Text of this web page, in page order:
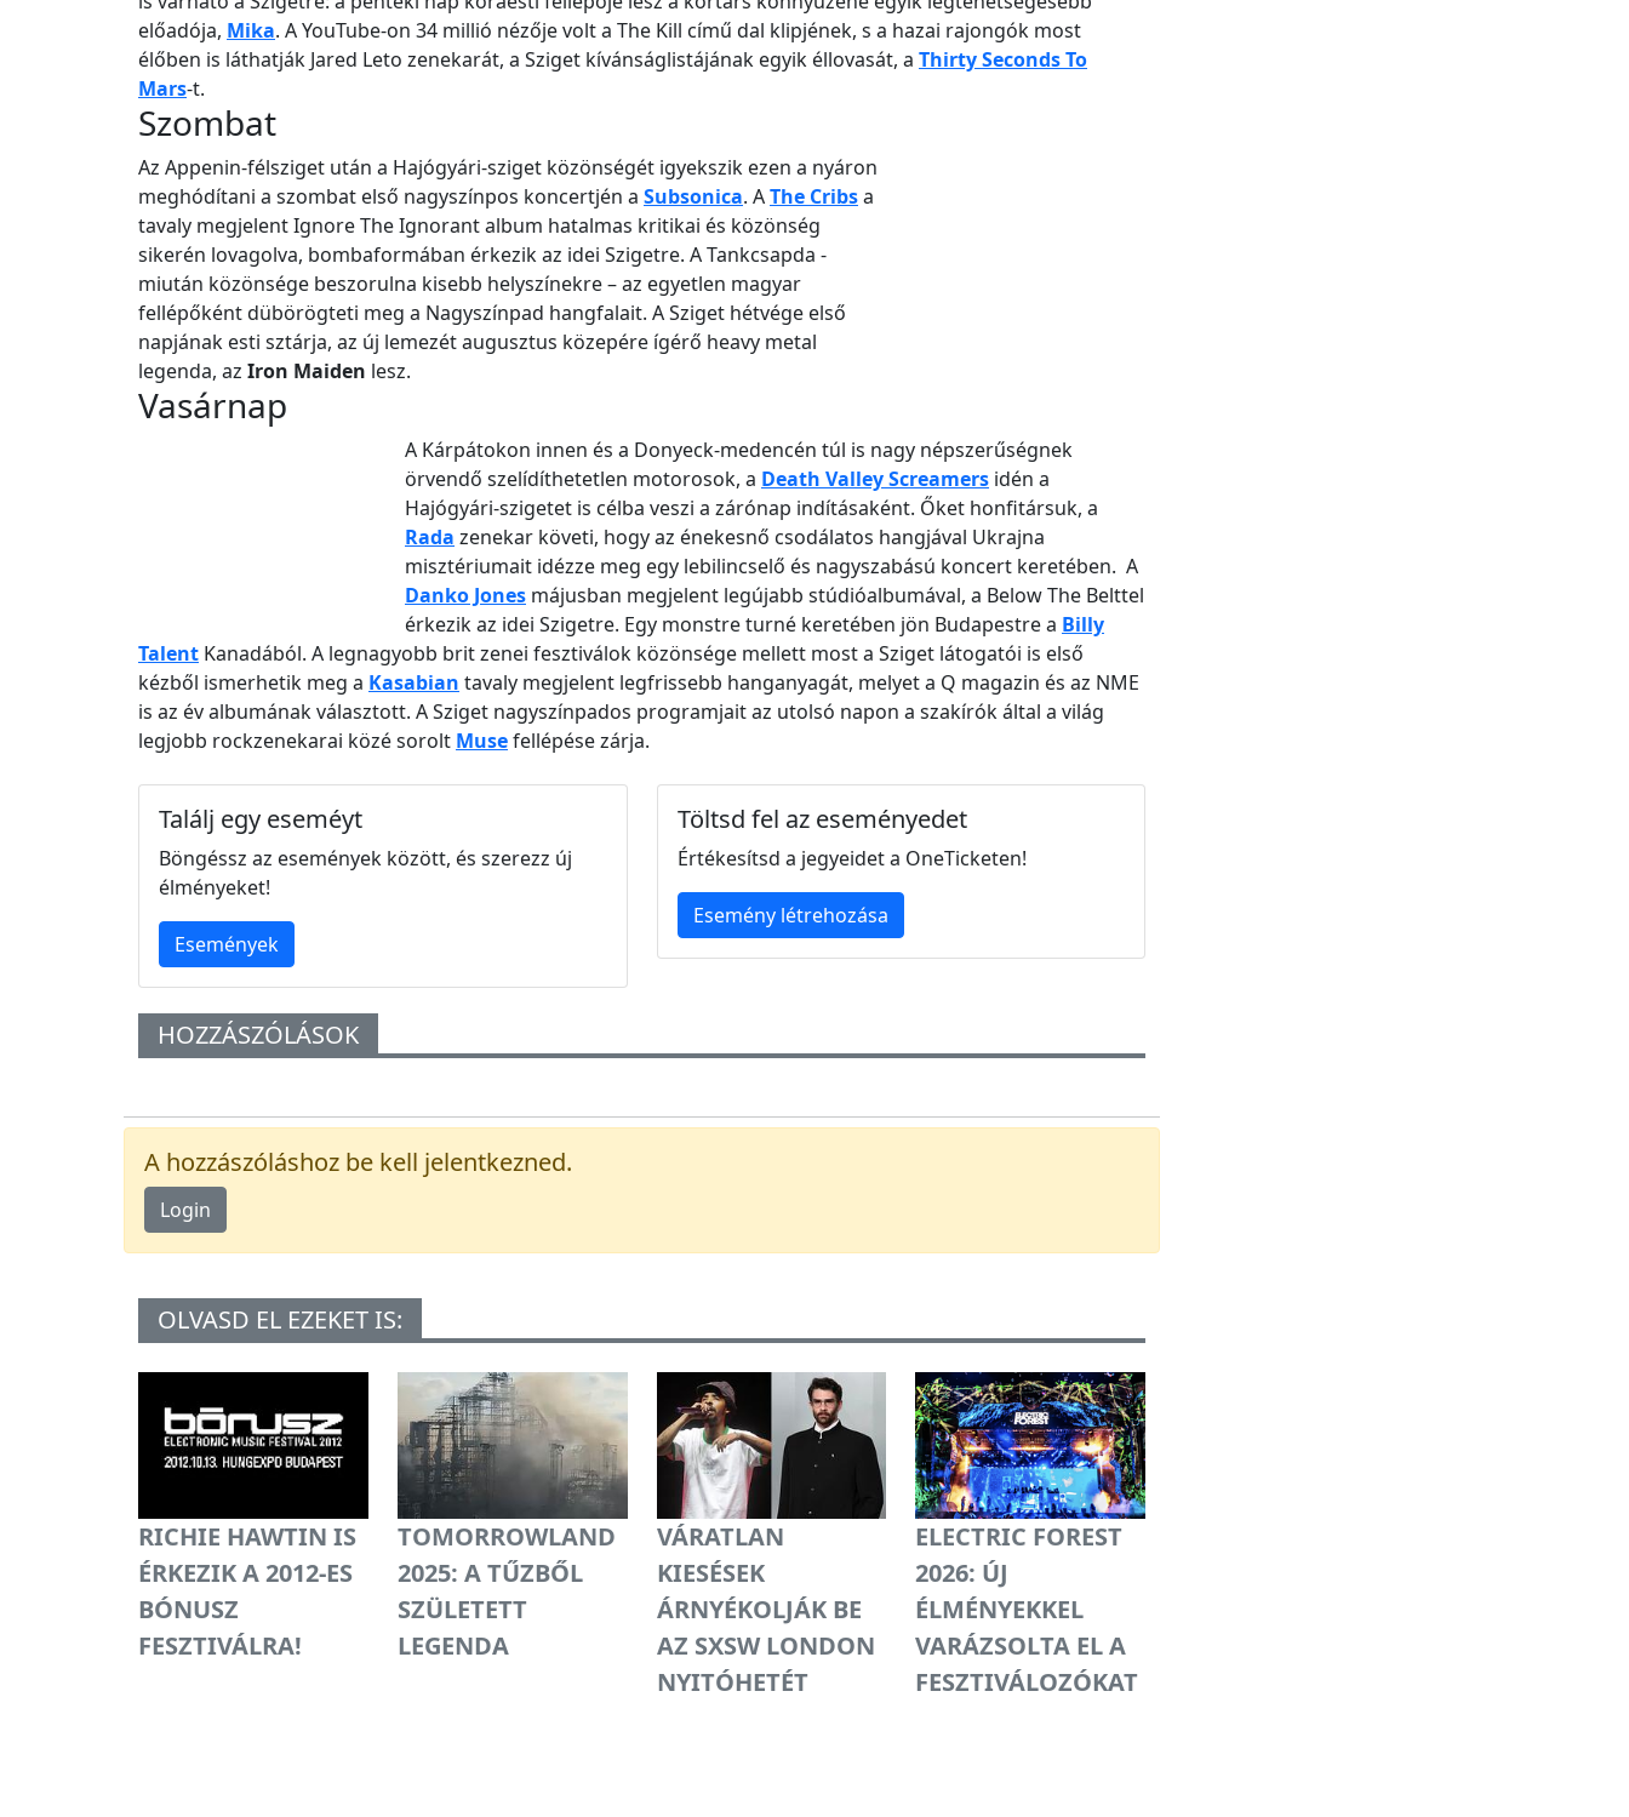
előadója, Mika. A YouTube-on 34 millió nézője volt a The Kill című dal klipjének, s a hazai rajongók most
élőben is láthatják Jared Leto zenekarát, a Sziget kívánságlistájának egyik éllovasát, a Thirty Seconds To
Mars-t.
Szombat
Az Appenin-félsziget után a Hajógyári-sziget közönségét igyekszik ezen a nyáron
meghódítani a szombat első nagyszínpos koncertjén a Subsonica. AThe Cribsa
tavaly megjelent Ignore The Ignorant album hatalmas kritikai és közönség
sikerén lovagolva, bombaformában érkezik az idei Szigetre. A Tankcsapda -
miután közönsége beszorulna kisebb helyszínekre – az egyetlen magyar
fellépőként dübörögteti meg a Nagyszínpad hangfalait. A Sziget hétvége első
napjának esti sztárja, az új lemezét augusztus közepére ígérő heavy metal
legenda, az Iron Maiden lesz.
Vasárnap
A Kárpátokon innen és a Donyeck-medencén túl is nagy népszerűségnek
örvendő szelídíthetetlen motorosok, a Death Valley Screamers idén a
Hajógyári-szigetet is célba veszi a zárónap indításaként. Őket honfitársuk, a
Rada zenekar követi, hogy az énekesnő csodálatos hangjával Ukrajna
misztériumait idézze meg egy lebilincselő és nagyszabású koncert keretében. A
Danko Jones májusban megjelent legújabb stúdióalbumával, a Below The Belttel
érkezik az idei Szigetre. Egy monstre turné keretében jön Budapestre a Billy
Talent Kanadából. A legnagyobb brit zenei fesztiválok közönsége mellett most a Sziget látogatói is első
kézből ismerhetik meg a Kasabian tavaly megjelent legfrissebb hanganyagát, melyet a Q magazin és az NME
is az év albumának választott. A Sziget nagyszínpados programjait az utolsó napon a szakírók által a világ
legjobb rockzenekarai közé sorolt Musefellépése zárja.
Találj egy eseméyt
Böngéssz az események között, és szerezz új
élményeket!
Események
Töltsd fel az eseményedet
Értékesítsd a jegyeidet a OneTicketen!
Esemény létrehozása
HOZZÁSZÓLÁSOK
A hozzászóláshoz be kell jelentkezned.
Login
OLVASD EL EZEKET IS:
RICHIE HAWTIN IS
ÉRKEZIK A 2012-ES
BÓNUSZ
FESZTIVÁLRA!
TOMORROWLAND
2025: A TŰZBŐL
SZÜLETETT
LEGENDA
VÁRATLAN
KIESÉSEK
ÁRNYÉKOLJÁK BE
AZ SXSW LONDON
NYITÓHETÉT
ELECTRIC FOREST
2026: ÚJ
ÉLMÉNYEKKEL
VARÁZSOLTA EL A
FESZTIVÁLOZÓKAT